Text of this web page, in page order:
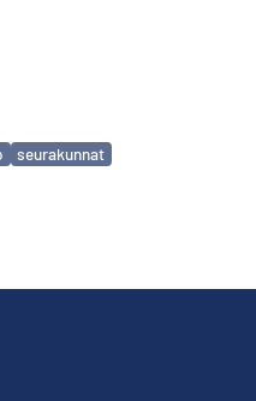
seurakunnat